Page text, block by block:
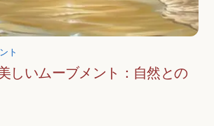
ト
しいムーブメント：自然との